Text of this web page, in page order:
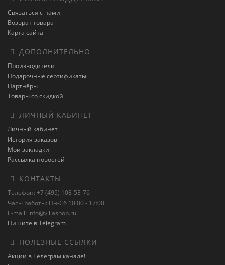
Связаться с нами
Возврат товара
Карта сайта
ДОПОЛНИТЕЛЬНО
Производители
Подарочные сертификаты
Партнёры
Товары со скидкой
ЛИЧНЫЙ КАБИНЕТ
Личный кабинет
История заказов
Мои закладки
Рассылка новостей
КОНТАКТЫ
Телефон: +7 (495) 108-53-76
Часы работы: Пн-Сб 10:00 - 17:00
E-mail: info@villashop.ru
Пишите в Telegram
ПОЛЕЗНЫЕ ССЫЛКИ
Акции в Телеграм канале!